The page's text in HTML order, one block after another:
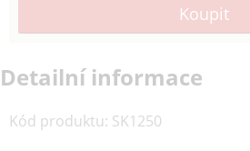
Detailní informace
Kód produktu: SK1250